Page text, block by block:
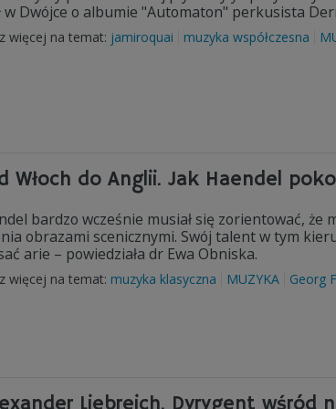
w Dwójce o albumie "Automaton" perkusista
więcej na temat: jamiroquai muzyka współczesna
Włoch do Anglii. Jak Haendel
bardzo wcześnie musiał się zorientować,
obrazami scenicznymi. Swój talent w tym
arie – powiedziała dr Ewa Obniska.
więcej na temat: muzyka klasyczna MUZYKA Georg